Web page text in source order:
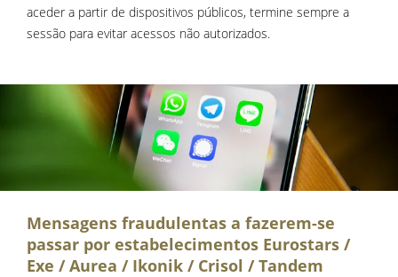
aceder a partir de dispositivos públicos, termine sempre a
sessão para evitar acessos não autorizados.
Mensagens fraudulentas a fazerem-se
passar por estabelecimentos Eurostars /
Exe / Aurea / Ikonik / Crisol / Tandem